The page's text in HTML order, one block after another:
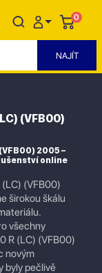
0
(VFB00)
2005 –
online
(VFB00)
širokou škálu
všechny
R (LC) (VFB00)
novým
byly pečlivě